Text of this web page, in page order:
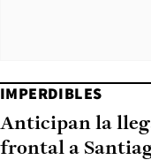
IMPERDIBLES
Anticipan la
frontal a